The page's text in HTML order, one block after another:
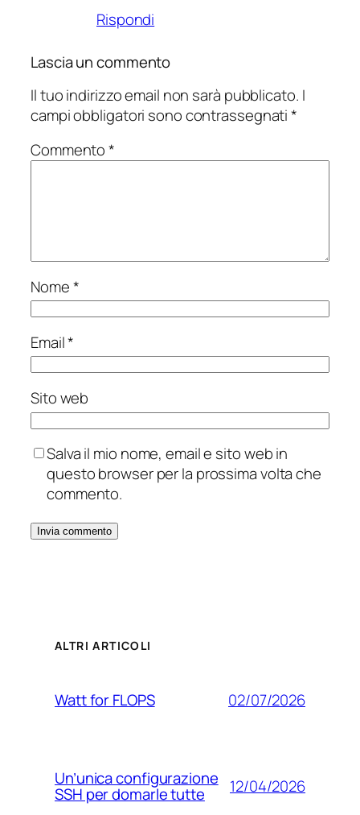
Rispondi
Lascia un commento
Il tuo indirizzo email non sarà pubblicato. I
campi obbligatori sono contrassegnati*
Commento*
Nome*
Email*
Sito web
Salva il mio nome, email e sito web in
questo browser per la prossima volta che
commento.
ALTRI ARTICOLI
Watt for FLOPS 02/07/2026
Un’unica configurazione
SSH per domarle tutte 12/04/2026